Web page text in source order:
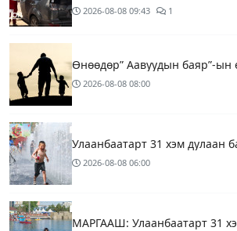
2026-08-08 09:43 1
Өнөөдөр” Аавуудын баяр”-ын
2026-08-08 08:00
Улаанбаатарт 31 хэм дулаан
2026-08-08 06:00
МАРГААШ: Улаанбаатарт 31